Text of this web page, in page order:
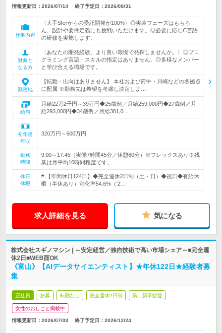
情報更新日：2026/07/14 終了予定日： 2026/08/31
仕事内容
〈大手SIerからの受託開発が100%〉◎実装フェーズはもちろ
ん、設計や要件定義にも挑戦いただけます。◎必要に応じC言語
の研修を実施します。
対象と
なる方
〈あなたの開発経験、より良い環境で発揮しませんか。〉◎プロ
グラミング言語・スキルの指定はありません。◎多様なメンバー
と学び合える職場です。
勤務地
【転勤・出向はありません】 本社および府中・川崎などの各拠点
に配属 ※勤務先は希望を考慮し決定しま…
給与
月給22万2千円～39万円◆25歳例／月給259,000円◆27歳例／月
給293,000円◆34歳例／月給381,0…
初年度
年収
320万円～600万円
勤務
時間
9:00～17:45（実働7時間45分／休憩60分）※フレックスあり※残
業は月平均10時間程度です。…
休日
休暇
# 【年間休日124日】◆完全週休2日制（土・日）◆祝日◆有給休
暇（半休あり）消化率54.6%（'2…
求人詳細を見る 気になる
株式会社スギノマシン | ～安定経営／独自技術で高い市場シェア～■完全週
休2日■WEB面OK
《富山》【AIデータサイエンティスト】★年休122日★経験者募
集
正社員 急募 転勤なし 完全週休2日制 第二新卒歓迎
女性のおしごと掲載中
情報更新日：2026/07/03 終了予定日： 2026/12/24